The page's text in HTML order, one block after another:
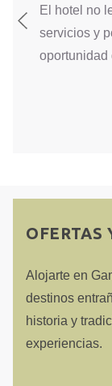
El hotel no
servicios y
oportunidad
OFERTAS
Alojarte en
destinos
historia y
experiencias.